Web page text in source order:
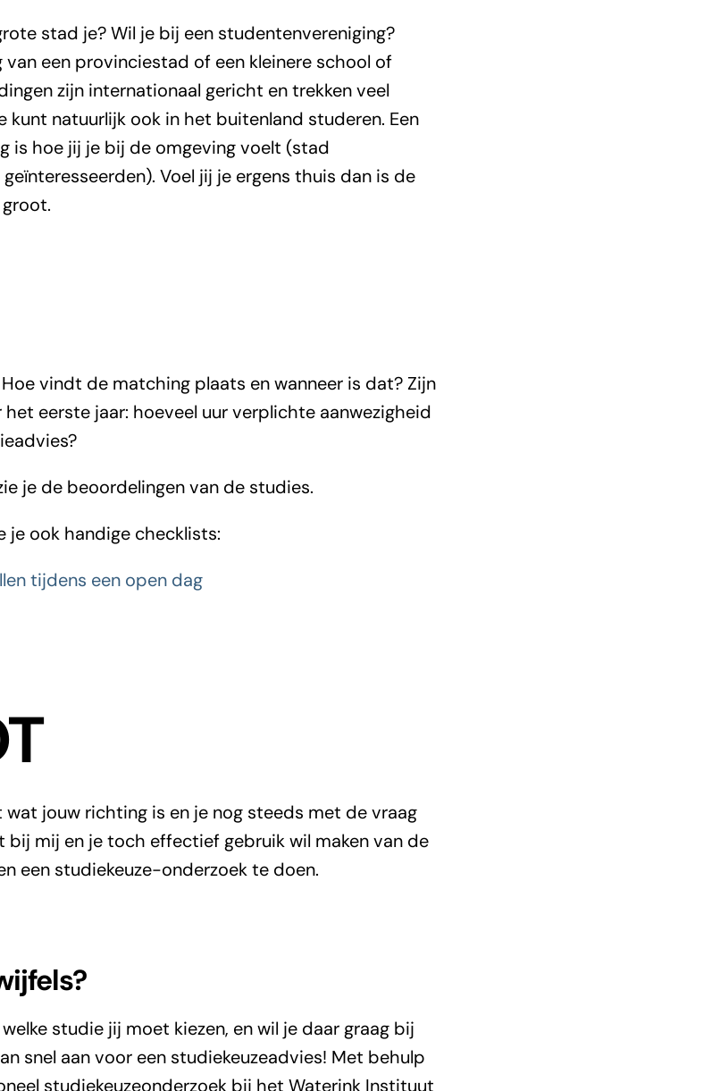
stad je? Wil je bij een studentenvereniging?
van een provinciestad of een kleinere school of
zijn internationaal gericht en trekken veel
kunt natuurlijk ook in het buitenland studeren. Een
is hoe jij je bij de omgeving voelt (stad
Voel jij je ergens thuis dan is de
vindt de matching plaats en wanneer is dat? Zijn
eerste jaar: hoeveel uur verplichte aanwezigheid
je de beoordelingen van de studies.
je ook handige checklists:
tijdens een open dag
jouw richting is en je nog steeds met de vraag
mij en je toch effectief gebruik wil maken van de
een studiekeuze-onderzoek te doen.
studie jij moet kiezen, en wil je daar graag bij
snel aan voor een studiekeuzeadvies! Met behulp
studiekeuzeonderzoek bij het Waterink Instituut